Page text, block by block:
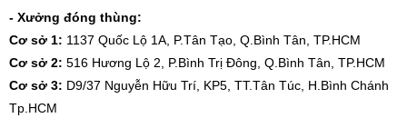
- Xưởng đóng thùng:
Cơ sở 1: 1137 Quốc Lộ 1A, P.Tân Tạo, Q.Bình Tân, TP.HCM
Cơ sở 2: 516 Hương Lộ 2, P.Bình Trị Đông, Q.Bình Tân, TP.HCM
Cơ sở 3: D9/37 Nguyễn Hữu Trí, KP5, TT.Tân Túc, H.Bình Chánh
Tp.HCM